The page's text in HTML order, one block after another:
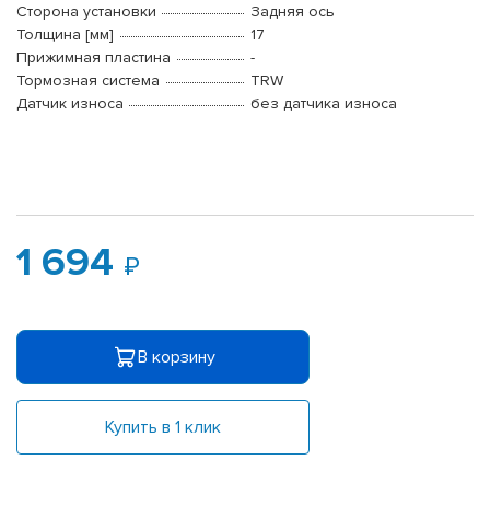
Сторона установки
Задняя ось
Толщина [мм]
17
Прижимная пластина
-
Тормозная система
TRW
Датчик износа
без датчика износа
1 694
В корзину
Купить в 1 клик